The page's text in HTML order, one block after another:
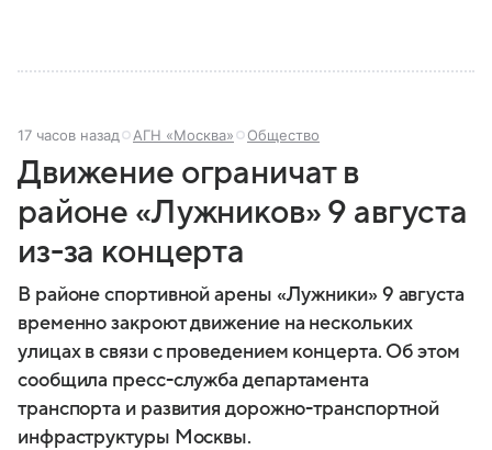
17 часов назад АГН «Москва» Общество
Движение ограничат в
районе «Лужников» 9 августа
из-за концерта
В районе спортивной арены «Лужники» 9 августа
временно закроют движение на нескольких
улицах в связи с проведением концерта. Об этом
сообщила пресс-служба департамента
транспорта и развития дорожно-транспортной
инфраструктуры Москвы.